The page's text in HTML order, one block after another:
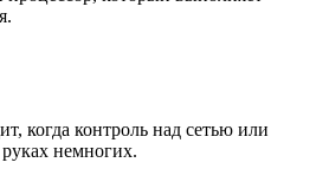
когда контроль над сетью или
немногих.